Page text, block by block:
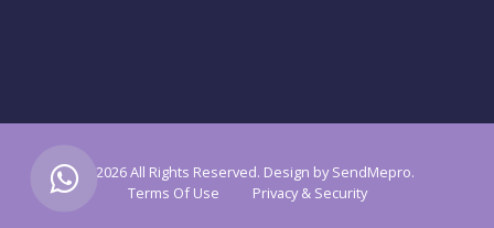
© 2026 All Rights Reserved. Design by SendMepro.
Terms Of Use
Privacy & Security